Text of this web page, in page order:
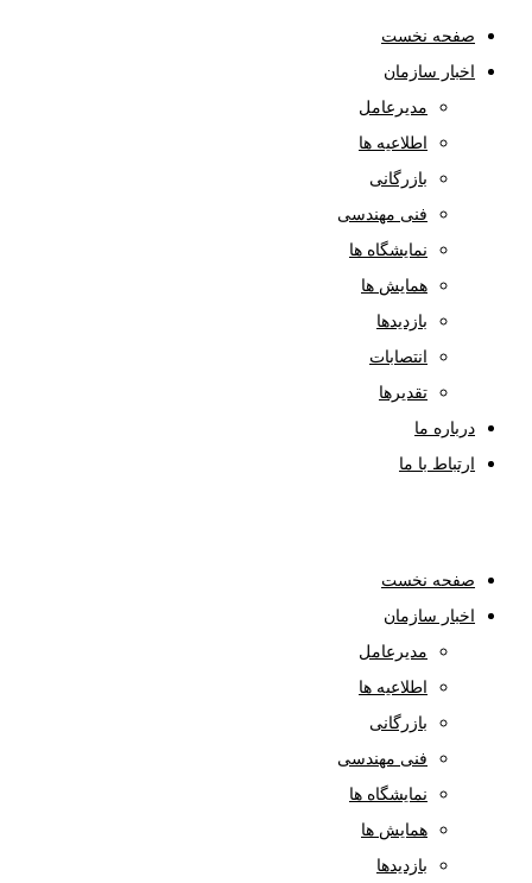
صفحه نخست
اخبار سازمان
مدیرعامل
اطلاعیه ها
بازرگانی
فنی مهندسی
نمایشگاه ها
همایش ها
بازدیدها
انتصابات
تقدیرها
درباره ما
ارتباط با ما
صفحه نخست
اخبار سازمان
مدیرعامل
اطلاعیه ها
بازرگانی
فنی مهندسی
نمایشگاه ها
همایش ها
بازدیدها